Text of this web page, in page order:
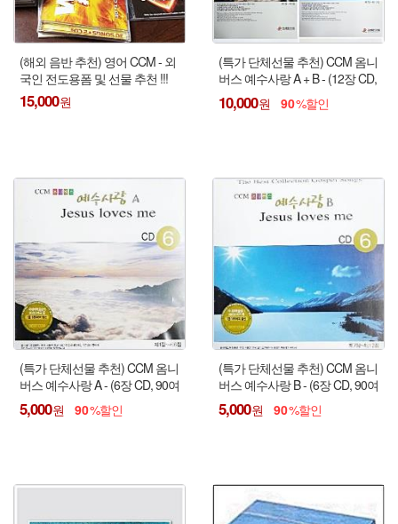
(해외 음반 추천) 영어 CCM - 외
국인 전도용폼 및 선물 추천 !!!
15,000
(특가 단체선물 추천) CCM 옴니
버스 예수사랑 A + B - (12장 CD,
180여곡)
10,000 90
(특가 단체선물 추천) CCM 옴니
버스 예수사랑 A - (6장 CD, 90여
곡)
5,000 90
(특가 단체선물 추천) CCM 옴니
버스 예수사랑 B - (6장 CD, 90여
곡)
5,000 90